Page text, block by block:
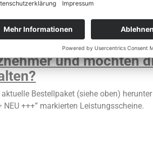
und möchten
Bestellpaket (siehe oben)
+++” markierten Leistungsscheine.